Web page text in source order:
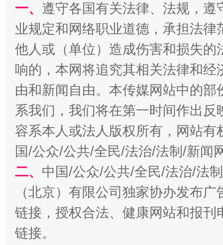
习近平的博鳌关键词
魏明亮
“刷贴”乱象丛生
生
一、 遵守各国有关法律、法规，
业规定和网络职业道德，承担法
他人或（单位）造成伤害和损失
响的，本网将追究其相关法律和
由和新闻自由。本传媒网站中的
系我们，我们将在第一时间作出
容系本人或法人版权所有，网站
国/公众/公共/全民/法治/法制/新闻
二、 中国/公众/公共/全民/法治/法
（北京）有限公司独家协办发布
链接，授权合法、健康网站和报
链接。